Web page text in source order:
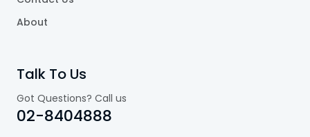
About
Talk To Us
Got Questions? Call us
02-8404888